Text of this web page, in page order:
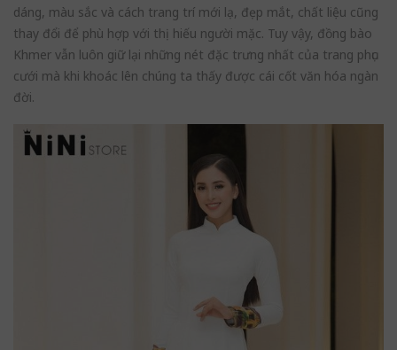
dáng, màu sắc và cách trang trí mới lạ, đẹp mắt, chất liệu cũng
thay đổi để phù hợp với thị hiếu người mặc. Tuy vậy, đồng bào
Khmer vẫn luôn giữ lại những nét đặc trưng nhất của trang phục
cưới mà khi khoác lên chúng ta thấy được cái cốt văn hóa ngàn
đời.